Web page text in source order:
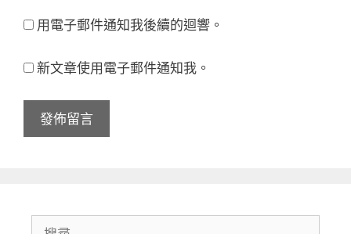
址 用電子郵件通知我後續的迴響。
新文章使用電子郵件通知我。